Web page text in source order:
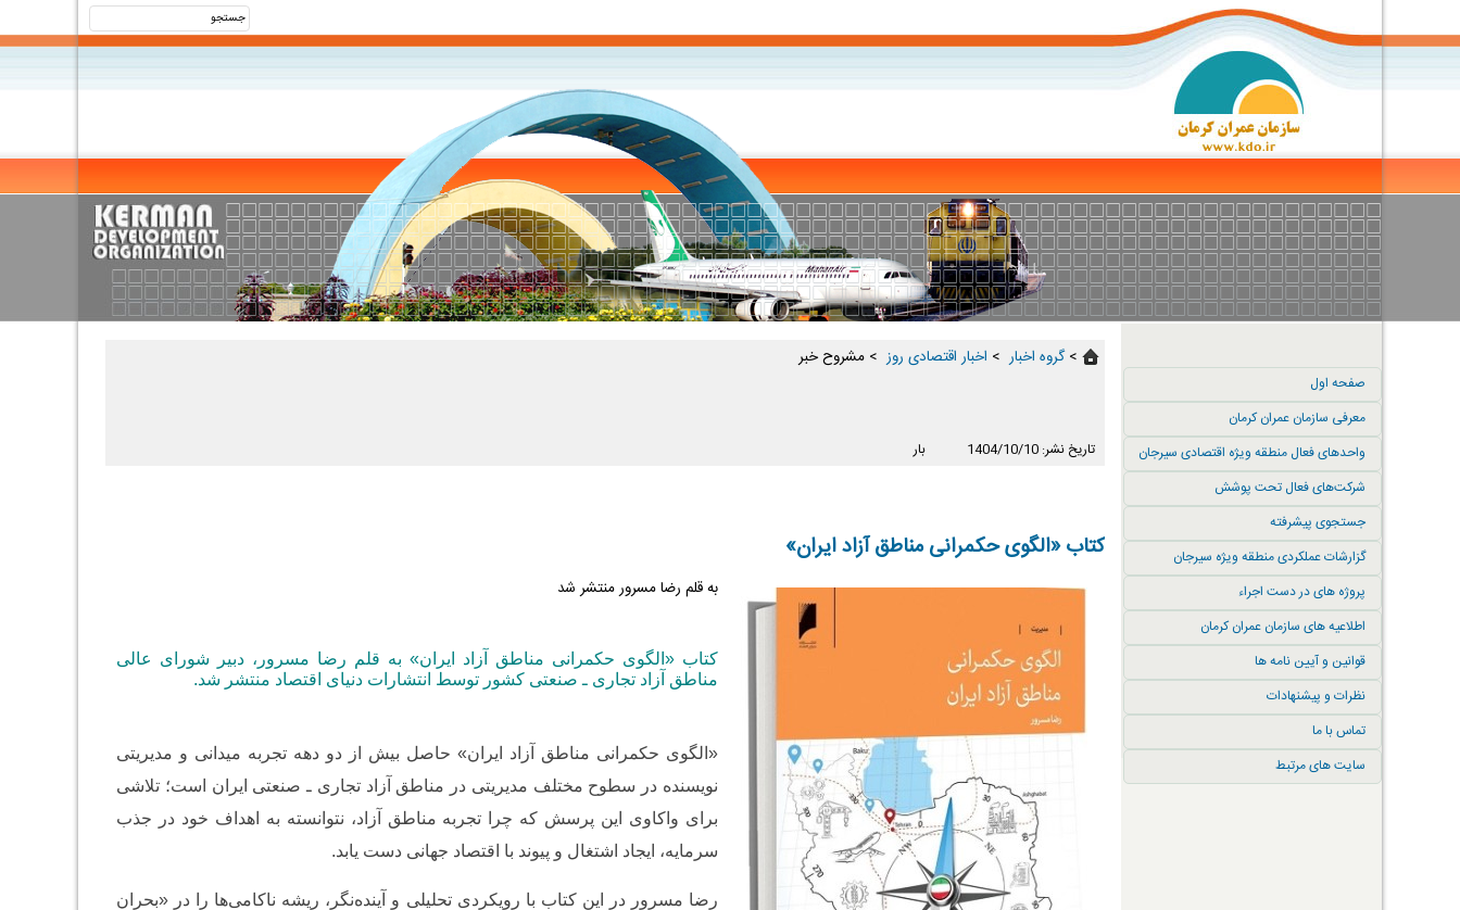
صفحه اول
معرفی سازمان عمران کرمان
واحدهای فعال منطقه ویژه اقتصادی سیرجان
شرکت‌های فعال تحت پوشش
جستجوی پیشرفته
گزارشات عملکردی منطقه ویژه سیرجان
پروژه های در دست اجراء
اطلاعیه های سازمان عمران کرمان
قوانین و آیین نامه ها
نظرات و پیشنهادات
تماس با ما
سایت های مرتبط
>گروه اخبار ‏ > اخبار اقتصادی روز ‏ > مشروح خبر
تاریخ نشر: 1404/10/10 بار
کتاب «الگوی حکمرانی مناطق آزاد ایران»
به قلم رضا مسرور منتشر شد
کتاب «الگوی حکمرانی مناطق آزاد ایران» به قلم رضا مسرور، دبیر شورای عالی
مناطق آزاد تجاری ـ صنعتی کشور توسط انتشارات دنیای اقتصاد منتشر شد.
«الگوی حکمرانی مناطق آزاد ایران» حاصل بیش از دو دهه تجربه میدانی و مدیریتی
نویسنده در سطوح مختلف مدیریتی در مناطق آزاد تجاری ـ صنعتی ایران است؛ تلاشی
برای واکاوی این پرسش که چرا تجربه مناطق آزاد، نتوانسته به اهداف خود در جذب
سرمایه، ایجاد اشتغال و پیوند با اقتصاد جهانی دست یابد.
رضا مسرور در این کتاب با رویکردی تحلیلی و آینده‌نگر، ریشه ناکامی‌ها را در «بحران